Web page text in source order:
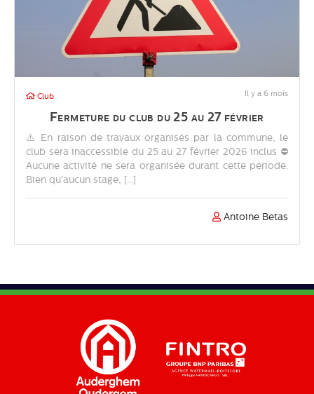
Il y a 6 mois
Club
Fermeture du club du 25 au 27 février
⚠️ En raison de travaux organisés par la commune, le
club sera inaccessible du 25 au 27 février 2026 inclus ⛔
Aucune activité ne sera organisée durant cette période.
Bien qu’aucun stage, [...]
Antoine Betas